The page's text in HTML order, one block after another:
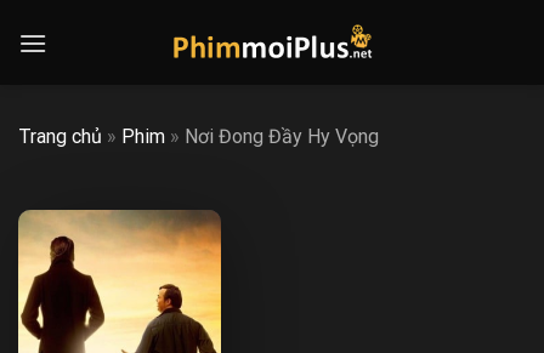
Trang chủ » Phim » Nơi Đong Đầy Hy Vọng